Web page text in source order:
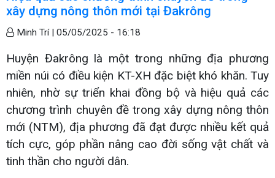
xây dựng nông thôn mới tại Đakrông
Minh Trí | 05/05/2025 - 16:18
Huyện Đakrông là một trong những địa phương
miền núi có điều kiện KT-XH đặc biệt khó khăn. Tuy
nhiên, nhờ sự triển khai đồng bộ và hiệu quả các
chương trình chuyên đề trong xây dựng nông thôn
mới (NTM), địa phương đã đạt được nhiều kết quả
tích cực, góp phần nâng cao đời sống vật chất và
tinh thần cho người dân.